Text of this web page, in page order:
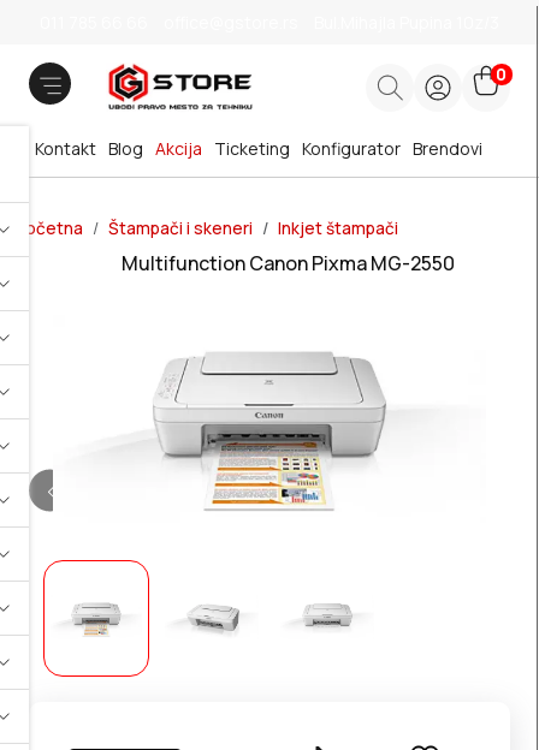
0
Brendovi
Blog Akcija
Kontakt Ticketing Konfigurator
Početna Štampači i skeneri Inkjet štampači
Multifunction Canon Pixma MG-2550